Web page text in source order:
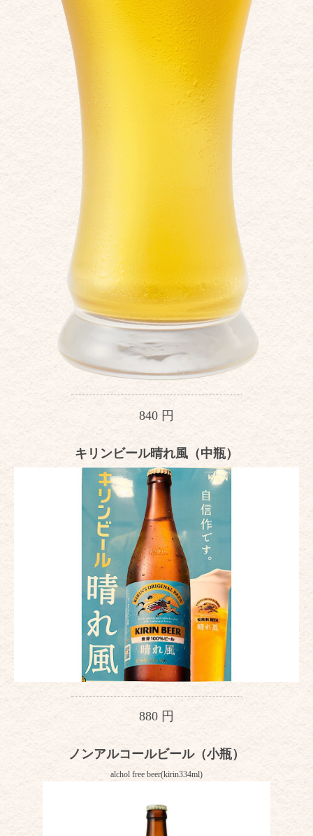
840 円
キリンビール晴れ風（中瓶）
880 円
ノンアルコールビール（小瓶）
alchol free beer(kirin334ml)